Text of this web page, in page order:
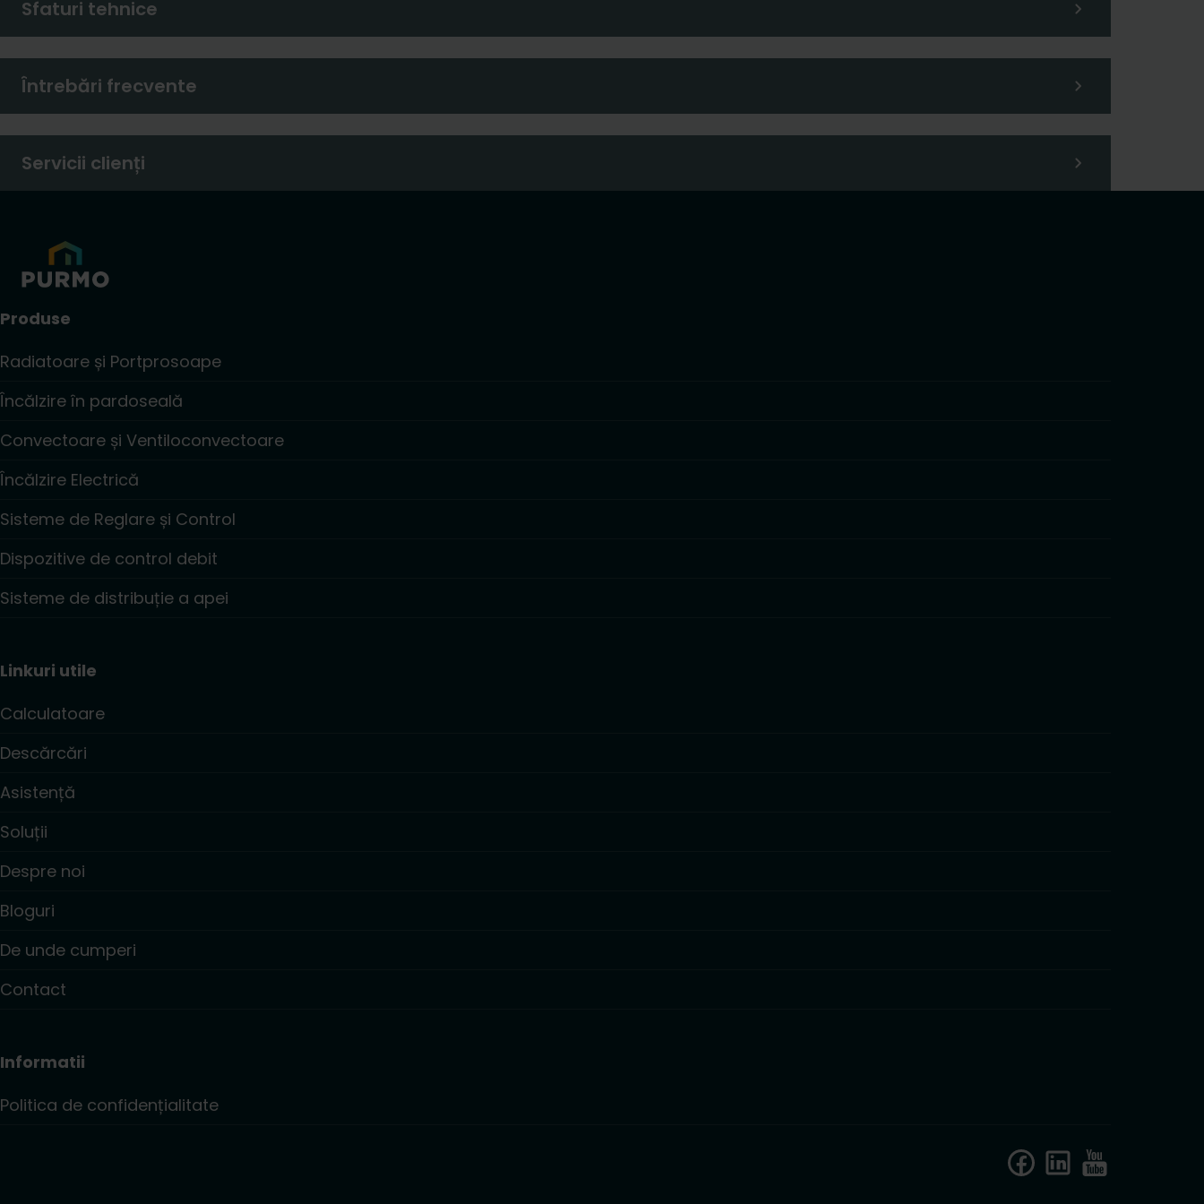
Sfaturi tehnice
Întrebări frecvente
Servicii clienți
Produse
Radiatoare și Portprosoape
Încălzire în pardoseală
Convectoare și Ventiloconvectoare
Încălzire Electrică
Sisteme de Reglare și Control
Dispozitive de control debit
Sisteme de distribuție a apei
Linkuri utile
Calculatoare
Descărcări
Asistență
Soluții
Despre noi
Bloguri
De unde cumperi
Contact
Informatii
Politica de confidențialitate